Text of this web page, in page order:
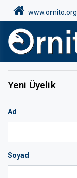
www.ornito.org
Yeni Üyelik
Ad
Soyad